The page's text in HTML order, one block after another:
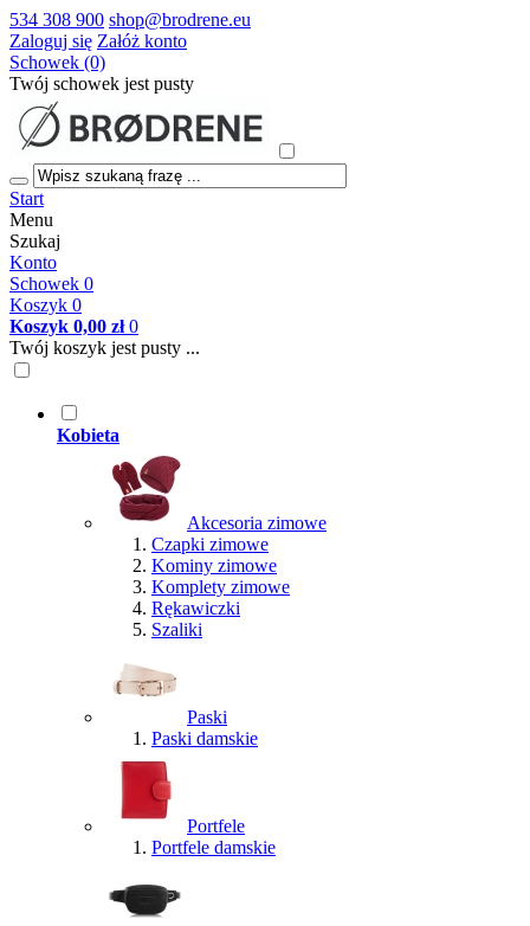
534 308 900 shop@brodrene.eu
Zaloguj się Załóż konto
Schowek (0)
Twój schowek jest pusty
Start
Menu
Szukaj
Konto
Schowek 0
Koszyk 0
Koszyk 0,00 zł 0
Twój koszyk jest pusty ...
Kobieta
Akcesoria zimowe
Czapki zimowe
Kominy zimowe
Komplety zimowe
Rękawiczki
Szaliki
Paski
Paski damskie
Portfele
Portfele damskie